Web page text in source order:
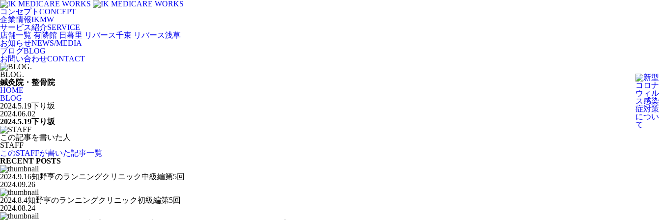
コンセプト CONCEPT
企業情報IKMW
サービス紹介SERVICE
店舗一覧 有隣館 日暮里 リバース千束 リバース浅草
お知らせNEWS/MEDIA
ブログBLOG
お問い合わせCONTACT
BLOG.
鍼灸院・整骨院
HOME
BLOG
2024.5.19下り坂
2024.06.02
2024.5.19下り坂
この記事を書いた人
STAFF
このSTAFFが書いた記事一覧
RECENT POSTS
2024.9.16知野亨のランニングクリニック中級編第5回
2024.09.26
2024.8.4知野亨のランニングクリニック初級編第5回
2024.08.24